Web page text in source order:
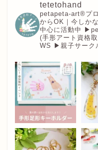
tetetohand
petapeta-art®︎プロ
からOK｜今しか
中心に活動中
(手形アート資格
WS ▶︎親子サーク